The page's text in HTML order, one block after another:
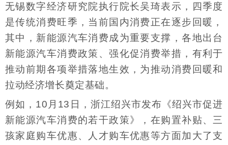
无锡数字经济研究院执行院长吴琦表示，四季度
是传统消费旺季，当前国内消费正在逐步回暖，
其中，新能源汽车消费成为重要支撑，各地出台
新能源汽车消费政策、强化促消费举措，有利于
推动前期各项举措落地生效，为推动消费回暖和
拉动经济增长奠定基础。
例如，10月13日，浙江绍兴市发布《绍兴市促进
新能源汽车消费的若干政策》，在购置补贴、三
孩家庭购车优惠、人才购车优惠等方面加大了支